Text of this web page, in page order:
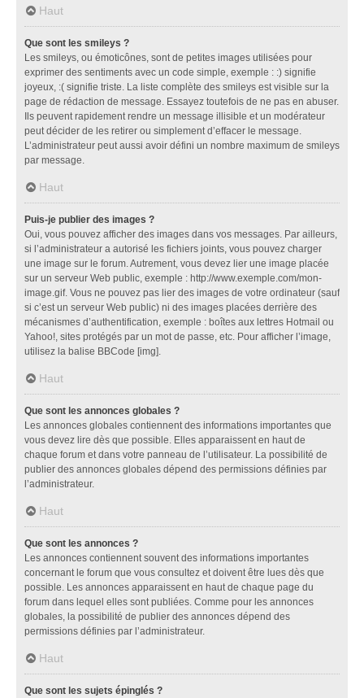
Haut
Que sont les smileys ?
Les smileys, ou émoticônes, sont de petites images utilisées pour
exprimer des sentiments avec un code simple, exemple : :) signifie
joyeux, :( signifie triste. La liste complète des smileys est visible sur la
page de rédaction de message. Essayez toutefois de ne pas en abuser.
Ils peuvent rapidement rendre un message illisible et un modérateur
peut décider de les retirer ou simplement d’effacer le message.
L’administrateur peut aussi avoir défini un nombre maximum de smileys
par message.
Haut
Puis-je publier des images ?
Oui, vous pouvez afficher des images dans vos messages. Par ailleurs,
si l’administrateur a autorisé les fichiers joints, vous pouvez charger
une image sur le forum. Autrement, vous devez lier une image placée
sur un serveur Web public, exemple : http://www.exemple.com/mon-
image.gif. Vous ne pouvez pas lier des images de votre ordinateur (sauf
si c’est un serveur Web public) ni des images placées derrière des
mécanismes d’authentification, exemple : boîtes aux lettres Hotmail ou
Yahoo!, sites protégés par un mot de passe, etc. Pour afficher l’image,
utilisez la balise BBCode [img].
Haut
Que sont les annonces globales ?
Les annonces globales contiennent des informations importantes que
vous devez lire dès que possible. Elles apparaissent en haut de
chaque forum et dans votre panneau de l’utilisateur. La possibilité de
publier des annonces globales dépend des permissions définies par
l’administrateur.
Haut
Que sont les annonces ?
Les annonces contiennent souvent des informations importantes
concernant le forum que vous consultez et doivent être lues dès que
possible. Les annonces apparaissent en haut de chaque page du
forum dans lequel elles sont publiées. Comme pour les annonces
globales, la possibilité de publier des annonces dépend des
permissions définies par l’administrateur.
Haut
Que sont les sujets épinglés ?